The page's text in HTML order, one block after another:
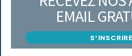
EMAIL
S'INSCRIRE